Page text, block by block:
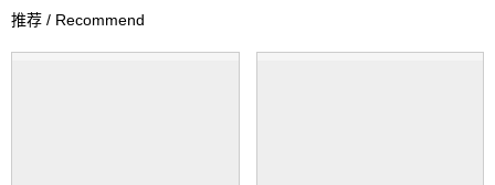
推荐 / Recommend